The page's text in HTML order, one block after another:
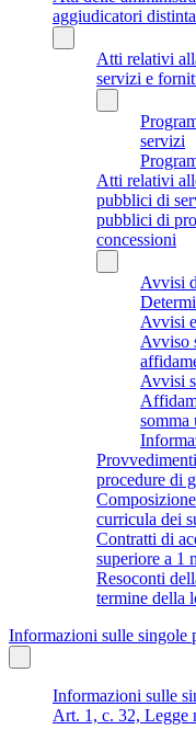
aggiudicatori
Atti relativi
servizi e
servizi
Atti relativi
pubblici di
pubblici di
concessioni
Avvisi
Avvisi
Avviso
Avvisi
somma
procedure di
curricula dei
Contratti di
superiore a 1
Resoconti
termine della
Informazioni sulle singole
Informazioni sulle
Art. 1, c. 32, Legge